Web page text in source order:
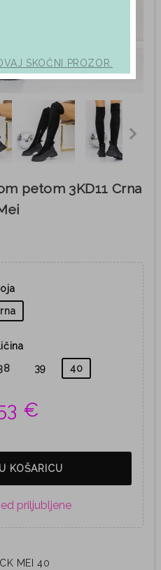
petom 3KD11 Crna
39 40
€
KOŠARICU
MEI 40
SKOČNI PROZOR.